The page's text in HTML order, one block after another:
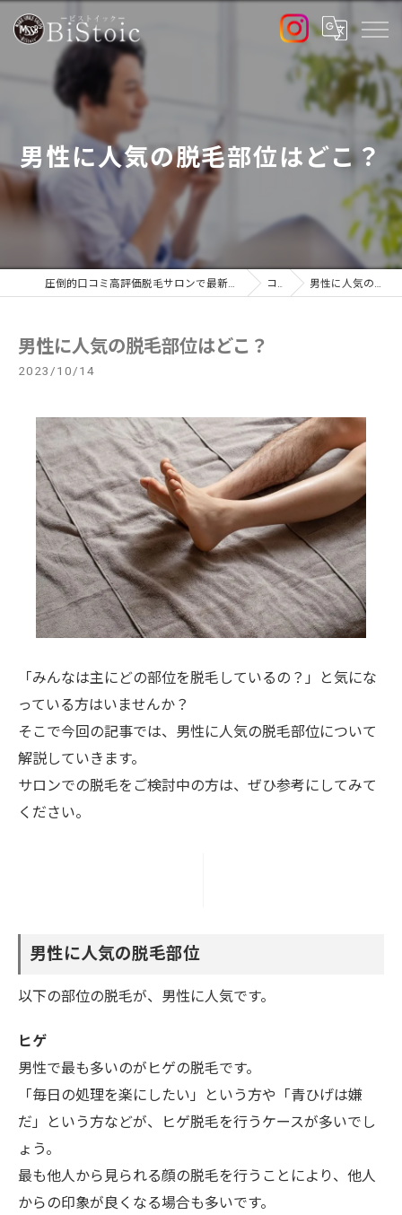
男性に人気の脱毛部位はどこ？
圧倒的口コミ高評価脱毛サロンで最新高出力マシン導入店のBiStoic-ビストイック- コラム 男性に人気の脱毛部位はどこ？
男性に人気の脱毛部位はどこ？
2023/10/14
「みんなは主にどの部位を脱毛しているの？」と気にな
っている方はいませんか？
そこで今回の記事では、男性に人気の脱毛部位について
解説していきます。
サロンでの脱毛をご検討中の方は、ぜひ参考にしてみて
ください。
男性に人気の脱毛部位
以下の部位の脱毛が、男性に人気です。
ヒゲ
男性で最も多いのがヒゲの脱毛です。
「毎日の処理を楽にしたい」という方や「青ひげは嫌
だ」という方などが、ヒゲ脱毛を行うケースが多いでし
ょう。
最も他人から見られる顔の脱毛を行うことにより、他人
からの印象が良くなる場合も多いです。